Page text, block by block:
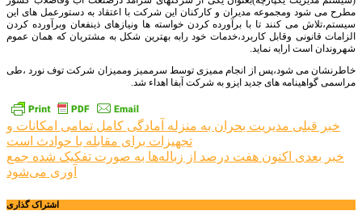
مطرح می شود ومجموعه مدیران و کارکنان این شرکت با اعتقاد به دستورعمل های این
سیستم،تلاش می کنند تا با برآورده کردن خواسته ها ونیازهای ذینفعان وبرآورده کردن
الزامات قانونی وقابل کاربرد،خدمات خود رابه بهترین شکل به مشتریان که همان عموم
شهروندان است ارایه نماید.
خاطرنشان می شود،پس از انجام ممیزی توسط سرممیز وممیزان شرکت توف نورد ،طی
مراسمی گواهینامه های جدید ایزو به شرکت آبفا اهداء شد.
راهبری
نوشته
خبر قبلی مدیریت بحران به منزله آمادگی کامل تمامی امکانات و
تجهیزات برای مقابله با حوادث است
خبر بعدی اکنون هفت درصد از زباله‌ها به صورت تفکیک شده جمع
آوری می‌شود
اشتراک گذاری